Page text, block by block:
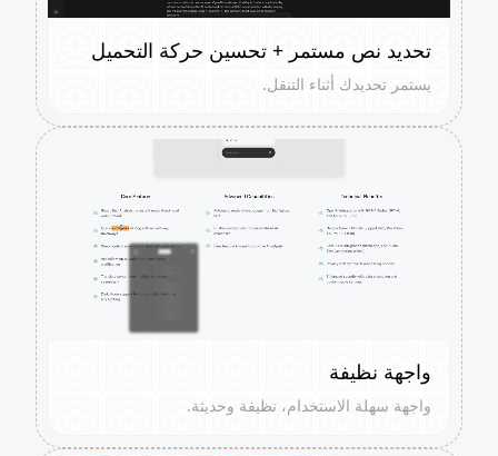
تحديد نص مستمر + تحسين حركة التحميل
يستمر تحديدك أثناء التنقل.
واجهة نظيفة
واجهة سهلة الاستخدام، نظيفة وحديثة.